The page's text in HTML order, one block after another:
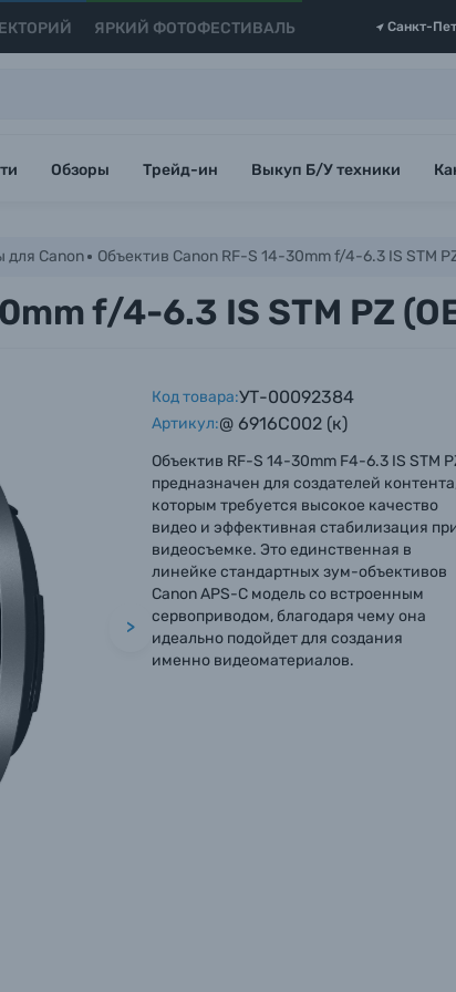
ЯРКИЙ ФОТОФЕСТИВАЛЬ Санкт-
Обзоры Трейд-ин Выкуп Б/У техники
для Canon Объектив Canon RF-S 14-30mm f/4-6.3 IS STM
f/4-6.3 IS STM PZ
>
Код товара:УТ-00092384
Артикул:@ 6916C002 (к)
Объектив RF-S 14-30mm F4-6.3 IS STM
предназначен для создателей
которым требуется высокое качество
видео и эффективная стабилизация
видеосъемке. Это единственная в
линейке стандартных зум-объективов
Canon APS-C модель со встроенным
сервоприводом, благодаря чему она
идеально подойдет для создания
именно видеоматериалов.